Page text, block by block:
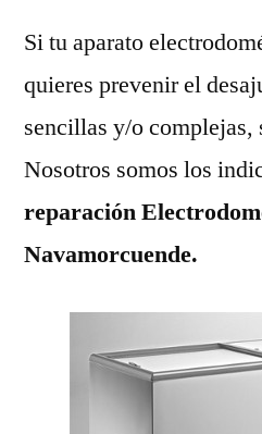
Si tu aparato
quieres prevenir el
sencillas y/o complejas,
Nosotros somos los
reparación
Navamorcuende.